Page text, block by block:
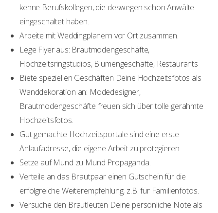
kenne Berufskollegen, die deswegen schon Anwälte
eingeschaltet haben.
Arbeite mit Weddingplanern vor Ort zusammen.
Lege Flyer aus: Brautmodengeschäfte,
Hochzeitsringstudios, Blumengeschäfte, Restaurants
Biete speziellen Geschäften Deine Hochzeitsfotos als
Wanddekoration an: Modedesigner,
Brautmodengeschäfte freuen sich über tolle gerahmte
Hochzeitsfotos.
Gut gemachte Hochzeitsportale sind eine erste
Anlaufadresse, die eigene Arbeit zu protegieren.
Setze auf Mund zu Mund Propaganda.
Verteile an das Brautpaar einen Gutschein für die
erfolgreiche Weiterempfehlung, z.B. für Familienfotos.
Versuche den Brautleuten Deine persönliche Note als